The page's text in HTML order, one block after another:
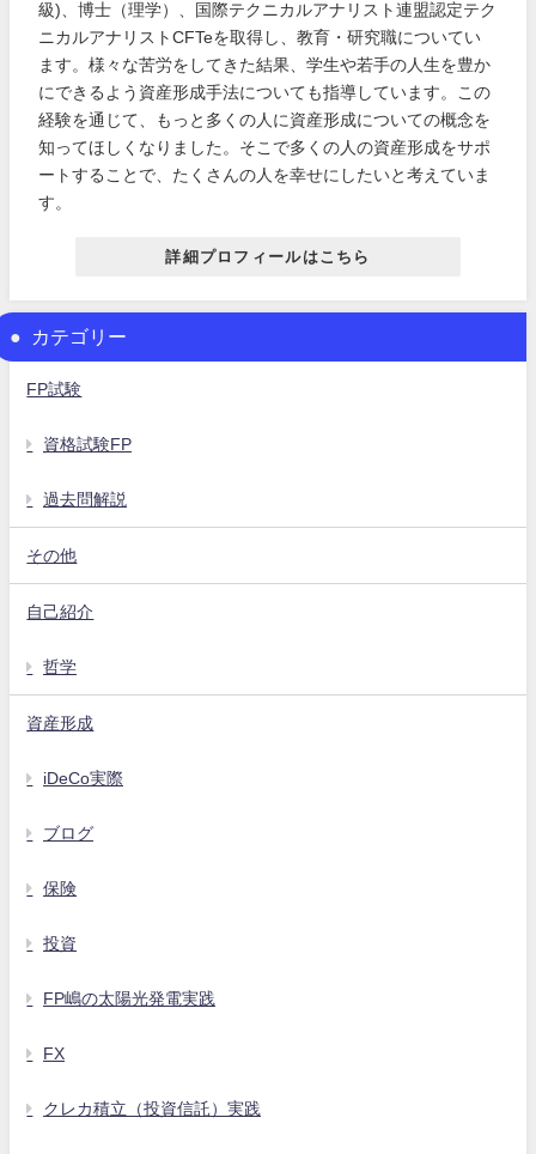
級)、博士（理学）、国際テクニカルアナリスト連盟認定テク
ニカルアナリストCFTeを取得し、教育・研究職についてい
ます。様々な苦労をしてきた結果、学生や若手の人生を豊か
にできるよう資産形成手法についても指導しています。この
経験を通じて、もっと多くの人に資産形成についての概念を
知ってほしくなりました。そこで多くの人の資産形成をサポ
ートすることで、たくさんの人を幸せにしたいと考えていま
す。
詳細プロフィールはこちら
カテゴリー
FP試験
資格試験FP
過去問解説
その他
自己紹介
哲学
資産形成
iDeCo実際
ブログ
保険
投資
FP嶋の太陽光発電実践
FX
クレカ積立（投資信託）実践